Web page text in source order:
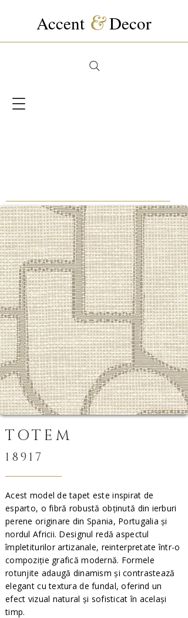
Accent &Decor
TOTEM
18917
Acest model de tapet este inspirat de
esparto, o fibră robustă obținută din ierburi
perene originare din Spania, Portugalia și
nordul Africii. Designul redă aspectul
împletiturilor artizanale, reinterpretate într-o
compoziție grafică modernă. Formele
rotunjite adaugă dinamism și contrastează
elegant cu textura de fundal, oferind un
efect vizual natural și sofisticat în același
timp.